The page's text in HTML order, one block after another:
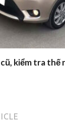
kiểm tra thế